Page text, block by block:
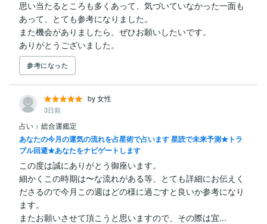
思い当たるところも多くあって、気づいていなかった一面も
あって、とても参考になりました。
また機会がありましたら、ぜひお願いしたいです。
ありがとうございました。
参考になった
by 女性
3日前
占い > 総合運鑑定
あなたの今月の運気の流れを占星術で占います 星読で未来予測★トラ
ブル回避★あなたをナビゲートします
この度は誠にありがとう御座います。
細かくこの時期は〜な流れがある等、とても詳細にお伝えく
ださるので今月この週はどの様に過ごすと良いか参考になり
ます。
またお願いさせて頂こうと思いますので、その際は宜...